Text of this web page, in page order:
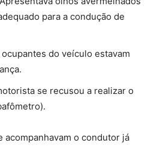
para a condução de
do veículo estavam
se recusou a realizar o
acompanhavam o condutor já